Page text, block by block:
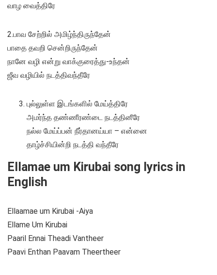
வாழ வைத்திரே
2.பாவ சேற்றில் அமிழ்ந்திருந்தேன்
பாதை தவறி சென்றிருந்தேன்
நானே வழி என்று வாக்குரைத்து-உந்தன்
ஜீவ வழியில் நடத்திவந்தீரே
புல்லுள்ள இடங்களில் மேய்த்திரே
அமர்ந்த தண்ணீரண்டை நடத்தினீரே
நல்ல மேய்ப்பன் நீர்தானய்யா – என்னை
தாழ்ச்சியின்றி நடத்தி வந்தீரே
Ellamae um Kirubai song lyrics in
English
Ellaamae um Kirubai -Aiya
Ellame Um Kirubai
Paaril Ennai Theadi Vantheer
Paavi Enthan Paavam Theertheer